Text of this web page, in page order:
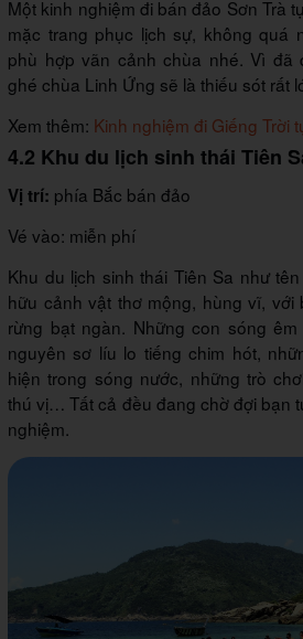
Một kinh nghiệm đi bán đảo Sơn Trà
mặc trang phục lịch sự, không quá
phù hợp vãn cảnh chùa nhé. Vì đã
ghé chùa Linh Ứng sẽ là thiếu sót rất
Xem thêm: Kinh nghiệm đi Giếng Trời
4.2 Khu du lịch sinh thái Tiên
Vị trí: phía Bắc bán đảo
Vé vào: miễn phí
Khu du lịch sinh thái Tiên Sa như
hữu cảnh vật thơ mộng, hùng vĩ, với
rừng bạt ngàn. Những con sóng
nguyên sơ líu lo tiếng chim hót,
hiện trong sóng nước, những trò
thú vị… Tất cả đều đang chờ đợi bạn
nghiệm.